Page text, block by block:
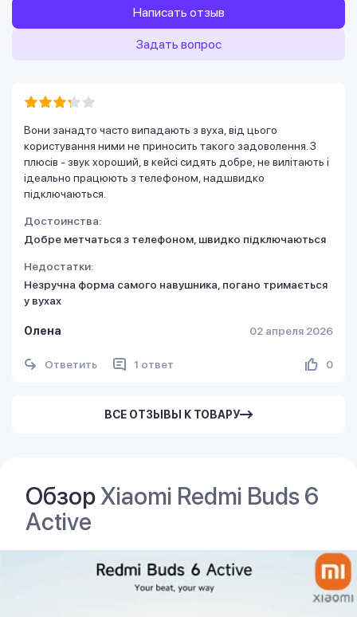
Написать отзыв
Задать вопрос
Вони занадто часто випадають з вуха, від цього
користування ними не приносить такого задоволення. З
плюсів - звук хороший, в кейсі сидять добре, не вилітають і
ідеально працюють з телефоном, надшвидко
підключаються.
Достоинства:
Добре метчаться з телефоном, швидко підключаються
Недостатки:
Незручна форма самого навушника, погано тримається
у вухах
Олена 02 апреля 2026
Ответить 1 ответ 0
ВСЕ ОТЗЫВЫ К ТОВАРУ
ОбзорXiaomi Redmi Buds 6
Active